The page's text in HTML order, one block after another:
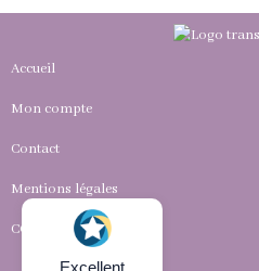
Accueil
Mon compte
Contact
Mentions légales
CGV
Excellent